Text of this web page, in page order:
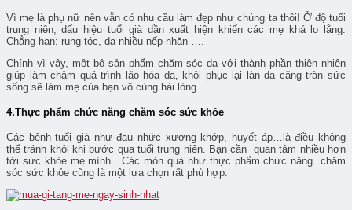
Vì mẹ là phụ nữ nên vẫn có nhu cầu làm đẹp như chúng ta thôi! Ở độ tuổi
trung niên, dấu hiệu tuổi già dần xuất hiện khiến các mẹ khá lo lắng.
Chẳng hạn: rụng tóc, da nhiều nếp nhăn ….
Chính vì vậy, một bộ sản phẩm chăm sóc da với thành phần thiên nhiên
giúp làm chậm quá trình lão hóa da, khôi phục lại làn da căng tràn sức
sống sẽ làm mẹ của bạn vô cùng hài lòng.
4.Thực phẩm chức năng chăm sóc sức khỏe
Các bệnh tuổi già như đau nhức xương khớp, huyết áp…là điều không
thể tránh khỏi khi bước qua tuổi trung niên. Bạn cần quan tâm nhiều hơn
tới sức khỏe mẹ mình. Các món quà như thực phẩm chức năng chăm
sóc sức khỏe cũng là một lựa chọn rất phù hợp.